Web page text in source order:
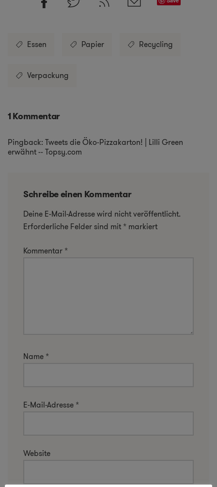
Essen Papier Recycling
Verpackung
1 Kommentar
Pingback: Tweets die Öko-Pizzakarton! | Lilli Green
erwähnt -- Topsy.com
Schreibe einen Kommentar
Deine E-Mail-Adresse wird nicht veröffentlicht.
Erforderliche Felder sind mit * markiert
Kommentar *
Name *
E-Mail-Adresse *
Website